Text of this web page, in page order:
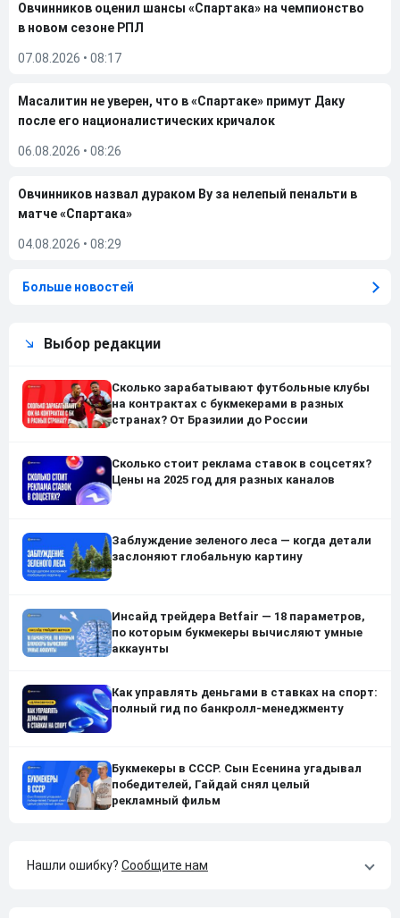
Овчинников оценил шансы «Спартака» на чемпионство
в новом сезоне РПЛ
07.08.2026 • 08:17
Масалитин не уверен, что в «Спартаке» примут Даку
после его националистических кричалок
06.08.2026 • 08:26
Овчинников назвал дураком Ву за нелепый пенальти в
матче «Спартака»
04.08.2026 • 08:29
Больше новостей
Выбор редакции
Сколько зарабатывают футбольные клубы
на контрактах с букмекерами в разных
странах? От Бразилии до России
Сколько стоит реклама ставок в соцсетях?
Цены на 2025 год для разных каналов
Заблуждение зеленого леса — когда детали
заслоняют глобальную картину
Инсайд трейдера Betfair — 18 параметров,
по которым букмекеры вычисляют умные
аккаунты
Как управлять деньгами в ставках на спорт:
полный гид по банкролл-менеджменту
Букмекеры в СССР. Сын Есенина угадывал
победителей, Гайдай снял целый
рекламный фильм
Нашли ошибку? Сообщите нам